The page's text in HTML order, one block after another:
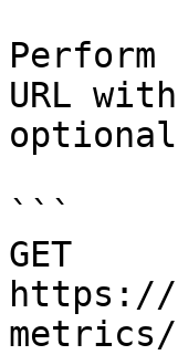
Perform
URL
```
GET
https://